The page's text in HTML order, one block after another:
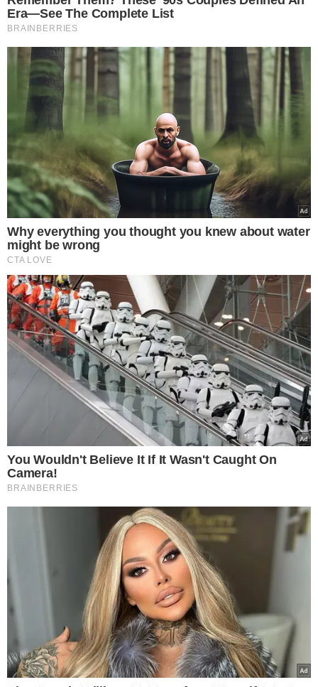
"Nessa operação do DENARC são 34
mandados de prisão, é a maior operação
feita nos últimos 5 anos no
enfrentamento de tráfico de drogas.
Tivemos armas de fogo apreendidas,
drogas, carros de luxo, os principais
integrantes do PCC e Bonde dos 40, na
região da Santa Maria da Codipi foram
presos. A investigação começou numa
simples receptação, mas que apurou
delitos como roubo, homicídio e hoje tem
mais uma fase sendo deflagrada,
prendendo pessoas pela lavagem de
dinheiro, tráfico de drogas, organização
criminosa, extorsão, todo esse conjunto
de crimes fez com que essa ação tivesse
34 mandados de prisão preventiva",
disse.